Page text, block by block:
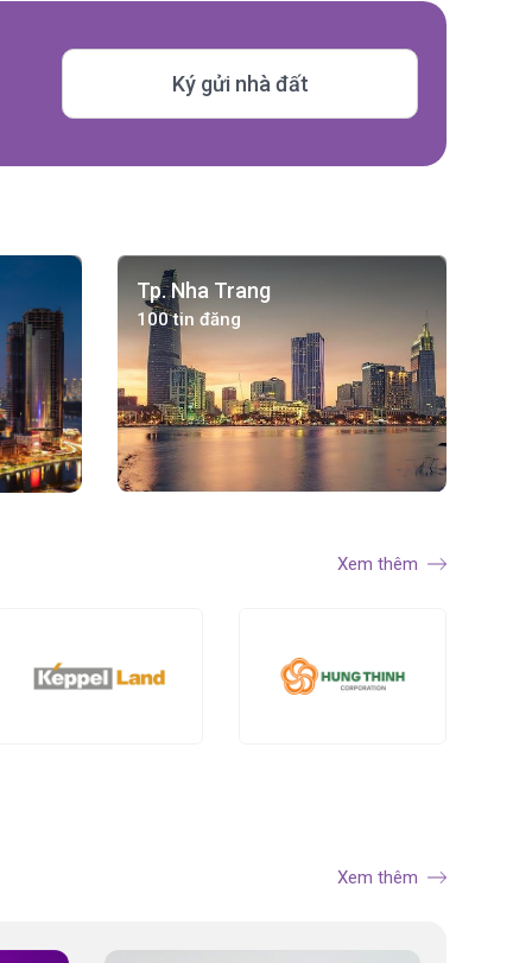
Ký gửi nhà đất
Tp. Nha Trang
100 tin đăng
Xem thêm
Xem thêm